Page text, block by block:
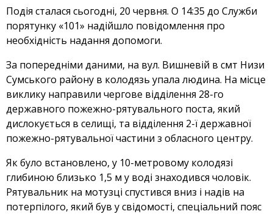
Подія сталася сьогодні, 20 червня. О 14:35 до Служби
порятунку «101» надійшло повідомлення про
необхідність надання допомоги.
За попередніми даними, на вул. Вишневій в смт Низи
Сумського району в колодязь упала людина. На місце
виклику направили чергове відділення 28-го
державного пожежно-рятувального поста, який
дислокується в селищі, та відділення 2-ї державної
пожежно-рятувальної частини з обласного центру.
Як було встановлено, у 10-метровому колодязі
глибиною близько 1,5 м у воді знаходився чоловік.
Рятувальник на мотузці спустився вниз і надів на
потерпілого, який був у свідомості, спеціальний пояс